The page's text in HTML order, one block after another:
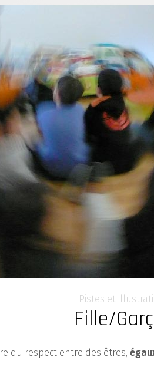
Pistes et
Fille/
du respect entre des êtres,